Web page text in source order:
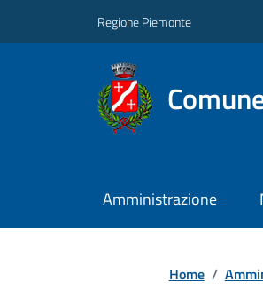
Regione Piemonte
Amministrazione
Home /